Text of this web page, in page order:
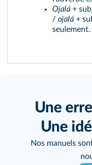
Ojalá +
/ ojalá +
seulement.
Une
Une
Nos manuels